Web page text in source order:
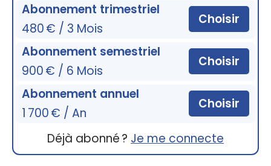
Abonnement trimestriel
480 € / 3 Mois
Choisir
Abonnement semestriel
900 € / 6 Mois
Choisir
Abonnement annuel
1 700 € / An
Choisir
Déjà abonné ? Je me connecte